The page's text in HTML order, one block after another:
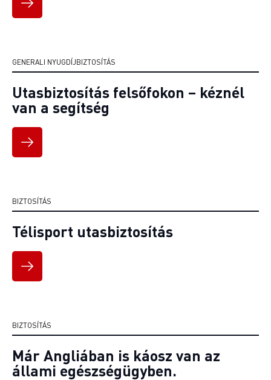
GENERALI NYUGDÍJBIZTOSÍTÁS
Utasbiztosítás felsőfokon – kéznél
van a segítség
BIZTOSÍTÁS
Télisport utasbiztosítás
BIZTOSÍTÁS
Már Angliában is káosz van az
állami egészségügyben.